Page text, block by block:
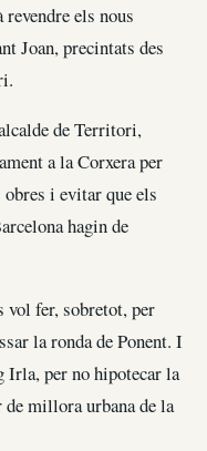
els nous
Joan, precintats des
de Territori,
a la Corxera per
i evitar que els
hagin de
vol fer, sobretot, per
la ronda de Ponent. I
Irla, per no hipotecar la
millora urbana de la